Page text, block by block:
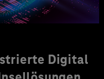
Digital